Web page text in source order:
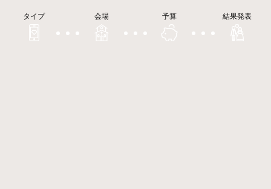
タイプ 会場 予算 結果発表